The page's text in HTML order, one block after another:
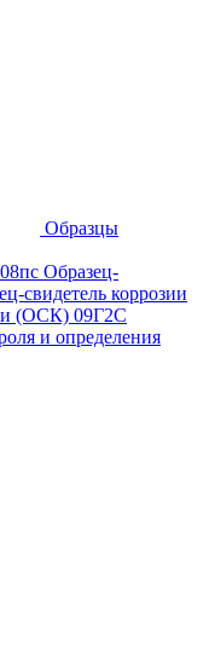
Образцы
Образец-
свидетель коррозии
(ОСК) 09Г2С
и определения